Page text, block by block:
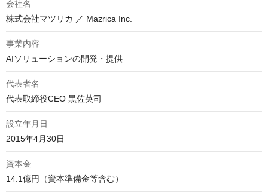
会社名
株式会社マツリカ ／ Mazrica Inc.
事業内容
AIソリューションの開発・提供
代表者名
代表取締役CEO 黒佐英司
設立年月日
2015年4月30日
資本金
14.1億円（資本準備金等含む）